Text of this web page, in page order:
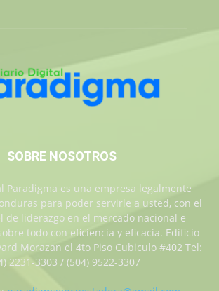
SOBRE NOSOTROS
Paradigma es una empresa legalmente
para poder servirle a usted, con el
de liderazgo en el mercado nacional e
todo con eficiencia y eficacia. Edificio
Morazan el 4to Piso Cubiculo #402 Tel:
2231-3303 / (504) 9522-3307